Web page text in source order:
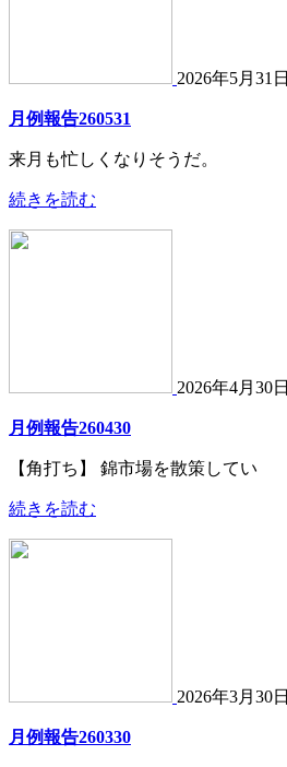
2026年5月31日
月例報告260531
来月も忙しくなりそうだ。
続きを読む
2026年4月30日
月例報告260430
【角打ち】 錦市場を散策してい
続きを読む
2026年3月30日
月例報告260330